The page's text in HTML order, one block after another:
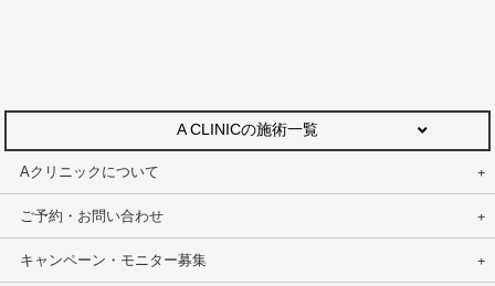
A CLINICの施術一覧
Aクリニックについて
ご予約・お問い合わせ
キャンペーン・モニター募集